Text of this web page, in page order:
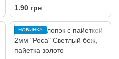
серебро
1.90 грн
НОВИНКА